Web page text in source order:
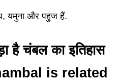
यमुना और पहुज हैं.
है चंबल का इतिहास
is related